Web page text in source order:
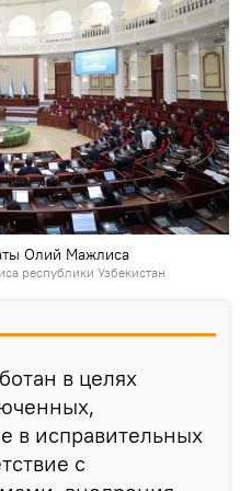
Олий Мажлиса
республики Узбекистан
в целях
в исправительных
с